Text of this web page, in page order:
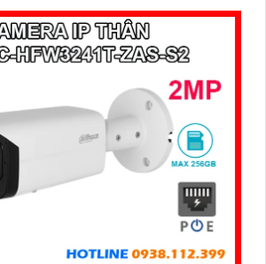
giảm thiểu cảnh báo giả, hỗ trợ khe thẻ
chuẩn chống nước IP67 giá rẻ